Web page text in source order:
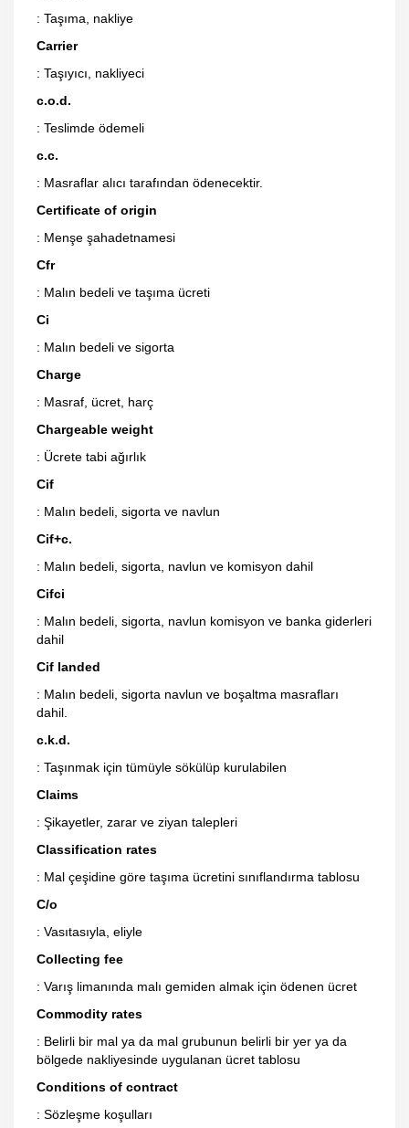
: Taşıma, nakliye
Carrier
: Taşıyıcı, nakliyeci
c.o.d.
: Teslimde ödemeli
c.c.
: Masraflar alıcı tarafından ödenecektir.
Certificate of origin
: Menşe şahadetnamesi
Cfr
: Malın bedeli ve taşıma ücreti
Ci
: Malın bedeli ve sigorta
Charge
: Masraf, ücret, harç
Chargeable weight
: Ücrete tabi ağırlık
Cif
: Malın bedeli, sigorta ve navlun
Cif+c.
: Malın bedeli, sigorta, navlun ve komisyon dahil
Cifci
: Malın bedeli, sigorta, navlun komisyon ve banka giderleri
dahil
Cif landed
: Malın bedeli, sigorta navlun ve boşaltma masrafları
dahil.
c.k.d.
: Taşınmak için tümüyle sökülüp kurulabilen
Claims
: Şikayetler, zarar ve ziyan talepleri
Classification rates
: Mal çeşidine göre taşıma ücretini sınıflandırma tablosu
C/o
: Vasıtasıyla, eliyle
Collecting fee
: Varış limanında malı gemiden almak için ödenen ücret
Commodity rates
: Belirli bir mal ya da mal grubunun belirli bir yer ya da
bölgede nakliyesinde uygulanan ücret tablosu
Conditions of contract
: Sözleşme koşulları